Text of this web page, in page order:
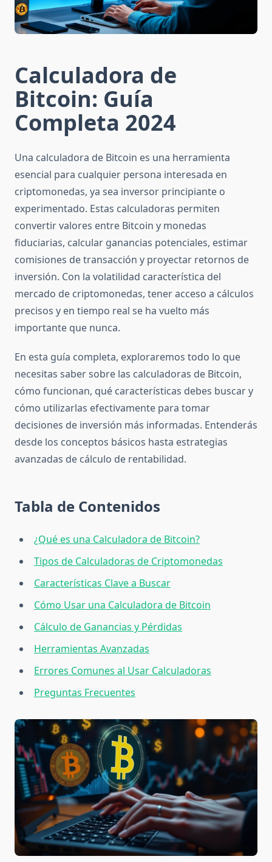
Calculadora de
Bitcoin: Guía
Completa 2024
Una calculadora de Bitcoin es una herramienta
esencial para cualquier persona interesada en
criptomonedas, ya sea inversor principiante o
experimentado. Estas calculadoras permiten
convertir valores entre Bitcoin y monedas
fiduciarias, calcular ganancias potenciales, estimar
comisiones de transacción y proyectar retornos de
inversión. Con la volatilidad característica del
mercado de criptomonedas, tener acceso a cálculos
precisos y en tiempo real se ha vuelto más
importante que nunca.
En esta guía completa, exploraremos todo lo que
necesitas saber sobre las calculadoras de Bitcoin,
cómo funcionan, qué características debes buscar y
cómo utilizarlas efectivamente para tomar
decisiones de inversión más informadas. Entenderás
desde los conceptos básicos hasta estrategias
avanzadas de cálculo de rentabilidad.
Tabla de Contenidos
¿Qué es una Calculadora de Bitcoin?
Tipos de Calculadoras de Criptomonedas
Características Clave a Buscar
Cómo Usar una Calculadora de Bitcoin
Cálculo de Ganancias y Pérdidas
Herramientas Avanzadas
Errores Comunes al Usar Calculadoras
Preguntas Frecuentes